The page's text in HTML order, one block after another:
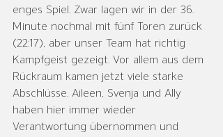
enges Spiel. Zwar lagen wir in der 36.
Minute nochmal mit fünf Toren zurück
(22:17), aber unser Team hat richtig
Kampfgeist gezeigt. Vor allem aus dem
Rückraum kamen jetzt viele starke
Abschlüsse. Aileen, Svenja und Ally
haben hier immer wieder
Verantwortung übernommen und